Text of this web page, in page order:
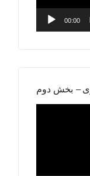
00:00
– بخش دوم